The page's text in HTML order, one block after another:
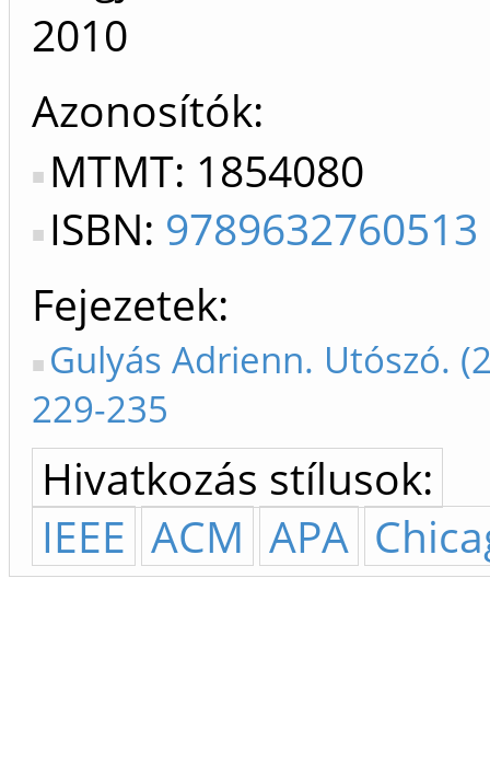
2010
Azonosítók
MTMT: 1854080
ISBN: 9789632760513
Fejezetek
Gulyás Adrienn. Utószó.
229-235
Hivatkozás stílusok:
IEEE ACM APA